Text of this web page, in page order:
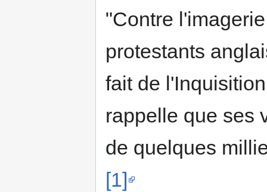
"Contre
protestants
fait de
rappelle que ses
de quelques
[1]